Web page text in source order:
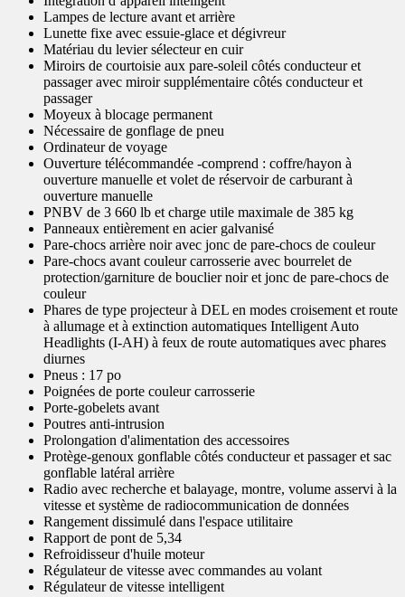
Lampes de lecture avant et arrière
Lunette fixe avec essuie-glace et dégivreur
Matériau du levier sélecteur en cuir
Miroirs de courtoisie aux pare-soleil côtés conducteur et
passager avec miroir supplémentaire côtés conducteur et
passager
Moyeux à blocage permanent
Nécessaire de gonflage de pneu
Ordinateur de voyage
Ouverture télécommandée -comprend : coffre/hayon à
ouverture manuelle et volet de réservoir de carburant à
ouverture manuelle
PNBV de 3 660 lb et charge utile maximale de 385 kg
Panneaux entièrement en acier galvanisé
Pare-chocs arrière noir avec jonc de pare-chocs de couleur
Pare-chocs avant couleur carrosserie avec bourrelet de
protection/garniture de bouclier noir et jonc de pare-chocs de
couleur
Phares de type projecteur à DEL en modes croisement et route
à allumage et à extinction automatiques Intelligent Auto
Headlights (I-AH) à feux de route automatiques avec phares
diurnes
Pneus : 17 po
Poignées de porte couleur carrosserie
Porte-gobelets avant
Poutres anti-intrusion
Prolongation d'alimentation des accessoires
Protège-genoux gonflable côtés conducteur et passager et sac
gonflable latéral arrière
Radio avec recherche et balayage, montre, volume asservi à la
vitesse et système de radiocommunication de données
Rangement dissimulé dans l'espace utilitaire
Rapport de pont de 5,34
Refroidisseur d'huile moteur
Régulateur de vitesse avec commandes au volant
Régulateur de vitesse intelligent